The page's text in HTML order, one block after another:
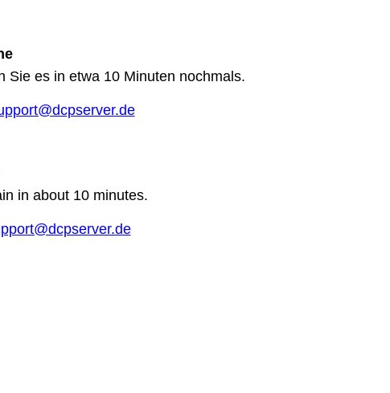
Sie es in etwa 10 Minuten nochmals.
in about 10 minutes.